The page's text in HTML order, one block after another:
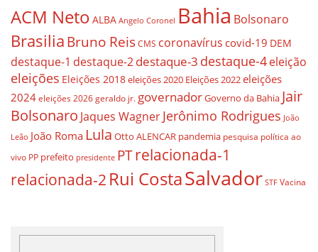
ACM Neto ALBA Angelo Coronel Bahia Bolsonaro
BrasiliaBruno ReisCMS coronavírus covid-19 DEM
destaque-1 destaque-2destaque-3 destaque-4eleição
eleições Eleições 2018eleições 2020 Eleições 2022eleições
2024 eleições 2026 geraldo jr. governadorGoverno da Bahia Jair
Bolsonaro Jaques WagnerJerônimo Rodrigues João
Leão João Roma Lula Otto ALENCAR pandemia pesquisa política ao
vivo PP prefeito presidente PTrelacionada-1
relacionada-2 Rui CostaSalvador STF Vacina